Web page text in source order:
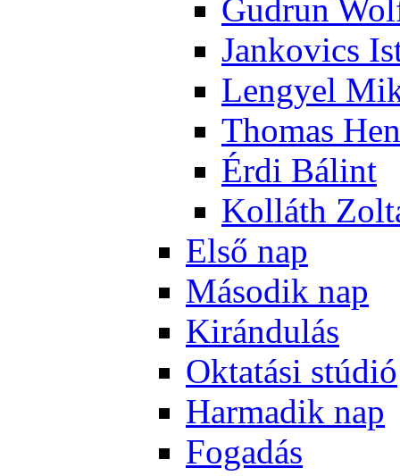
Gud­run
Jan­ko­vics
Len­gyel
Tho­mas
Ér­di Bá­lint
Kol­láth
El­ső nap
Má­so­dik nap
Ki­rán­du­lás
Ok­ta­tá­si stú­dió
Har­ma­dik nap
Fo­ga­dás